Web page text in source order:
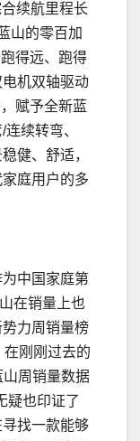
续航里程长
山的零百加
得远、跑得
机双轴驱动
赋予全新蓝
续转弯、
健、舒适，
庭用户的多
中国家庭第
在销量上也
力周销量榜
刚刚过去的
周销量数据
疑也印证了
找一款能够